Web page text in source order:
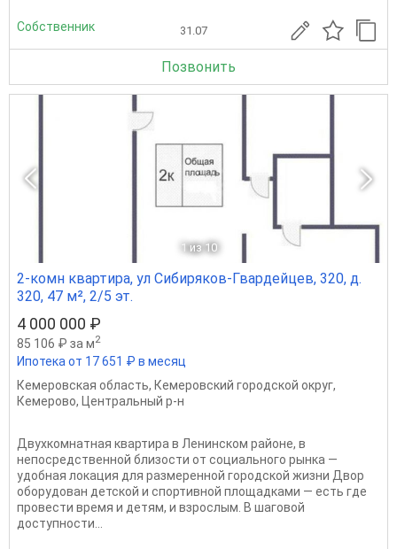
Собственник 31.07
Позвонить
1 из 10
2-комн квартира, ул Сибиряков-Гвардейцев, 320, д.
320, 47 м², 2/5 эт.
4 000 000 ₽
85 106 ₽ за м2
Ипотека от 17 651 ₽ в месяц
Кемеровская область, Кемеровский городской округ,
Кемерово, Центральный р-н
Двухкомнатная квартира в Ленинском районе, в
непосредственной близости от социального рынка —
удобная локация для размеренной городской жизни Двор
оборудован детской и спортивной площадками — есть где
провести время и детям, и взрослым. В шаговой
доступности...